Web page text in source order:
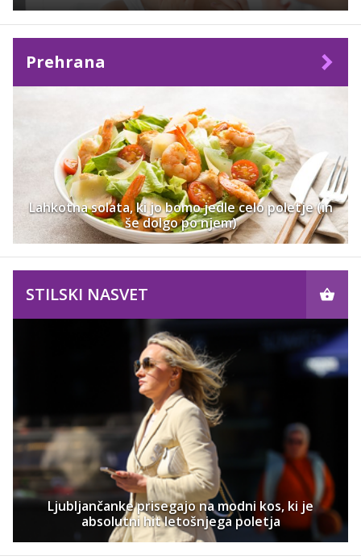
Prehrana
Lahkotna solata, ki jo bomo jedle celo poletje (in
še dolgo po njem)
STILSKI NASVET
Ljubljančanke prisegajo na modni kos, ki je
absolutni hit letošnjega poletja